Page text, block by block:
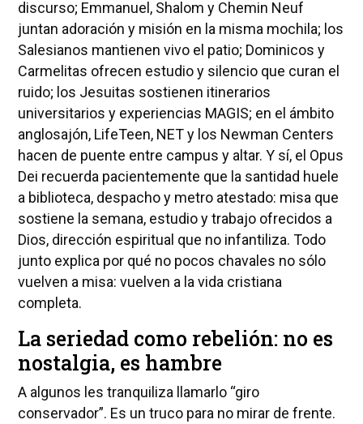
discurso; Emmanuel, Shalom y Chemin Neuf
juntan adoración y misión en la misma mochila; los
Salesianos mantienen vivo el patio; Dominicos y
Carmelitas ofrecen estudio y silencio que curan el
ruido; los Jesuitas sostienen itinerarios
universitarios y experiencias MAGIS; en el ámbito
anglosajón, LifeTeen, NET y los Newman Centers
hacen de puente entre campus y altar. Y sí, el Opus
Dei recuerda pacientemente que la santidad huele
a biblioteca, despacho y metro atestado: misa que
sostiene la semana, estudio y trabajo ofrecidos a
Dios, dirección espiritual que no infantiliza. Todo
junto explica por qué no pocos chavales no sólo
vuelven a misa: vuelven a la vida cristiana
completa.
La seriedad como rebelión: no es
nostalgia, es hambre
A algunos les tranquiliza llamarlo “giro
conservador”. Es un truco para no mirar de frente.